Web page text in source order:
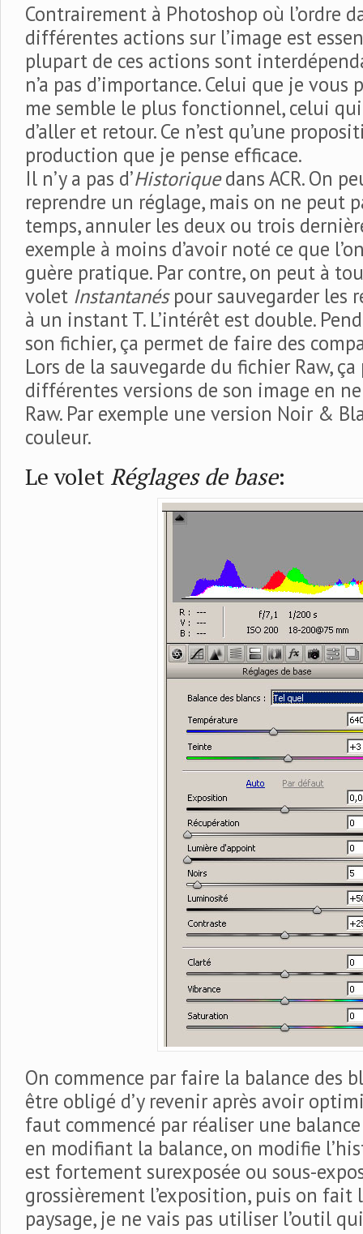
Contrairement à Photoshop où l’ordre
différentes actions sur l’image est
plupart de ces actions sont
n’a pas d’importance. Celui que je
me semble le plus fonctionnel, celui
d’aller et retour. Ce n’est qu’une
production que je pense efficace.
Il n’y a pas d’Historiquedans ACR. On
reprendre un réglage, mais on ne peut
temps, annuler les deux ou trois
exemple à moins d’avoir noté ce que
guère pratique. Par contre, on peut à
volet Instantanéspour sauvegarder les
à un instant T. L’intérêt est double.
son fichier, ça permet de faire des
Lors de la sauvegarde du fichier Raw,
différentes versions de son image en
Raw. Par exemple une version Noir &
couleur.
Le volet Réglages de base:
On commence par faire la balance des
être obligé d’y revenir après avoir
faut commencé par réaliser une
en modifiant la balance, on modifie
est fortement surexposée ou sous-
grossièrement l’exposition, puis on fait
paysage, je ne vais pas utiliser l’outil